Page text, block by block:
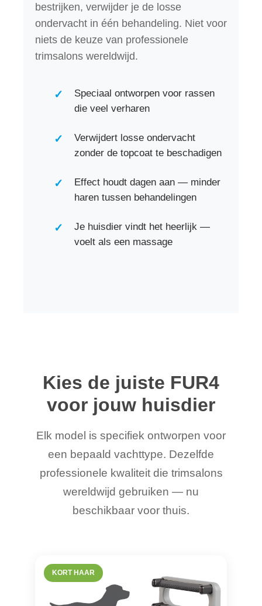
bestrijken, verwijder je de losse
ondervacht in één behandeling. Niet voor
niets de keuze van professionele
trimsalons wereldwijd.
Speciaal ontworpen voor rassen
die veel verharen
Verwijdert losse ondervacht
zonder de topcoat te beschadigen
Effect houdt dagen aan — minder
haren tussen behandelingen
Je huisdier vindt het heerlijk —
voelt als een massage
Kies de juiste FUR4
voor jouw huisdier
Elk model is specifiek ontworpen voor
een bepaald vachttype. Dezelfde
professionele kwaliteit die trimsalons
wereldwijd gebruiken — nu
beschikbaar voor thuis.
KORT HAAR